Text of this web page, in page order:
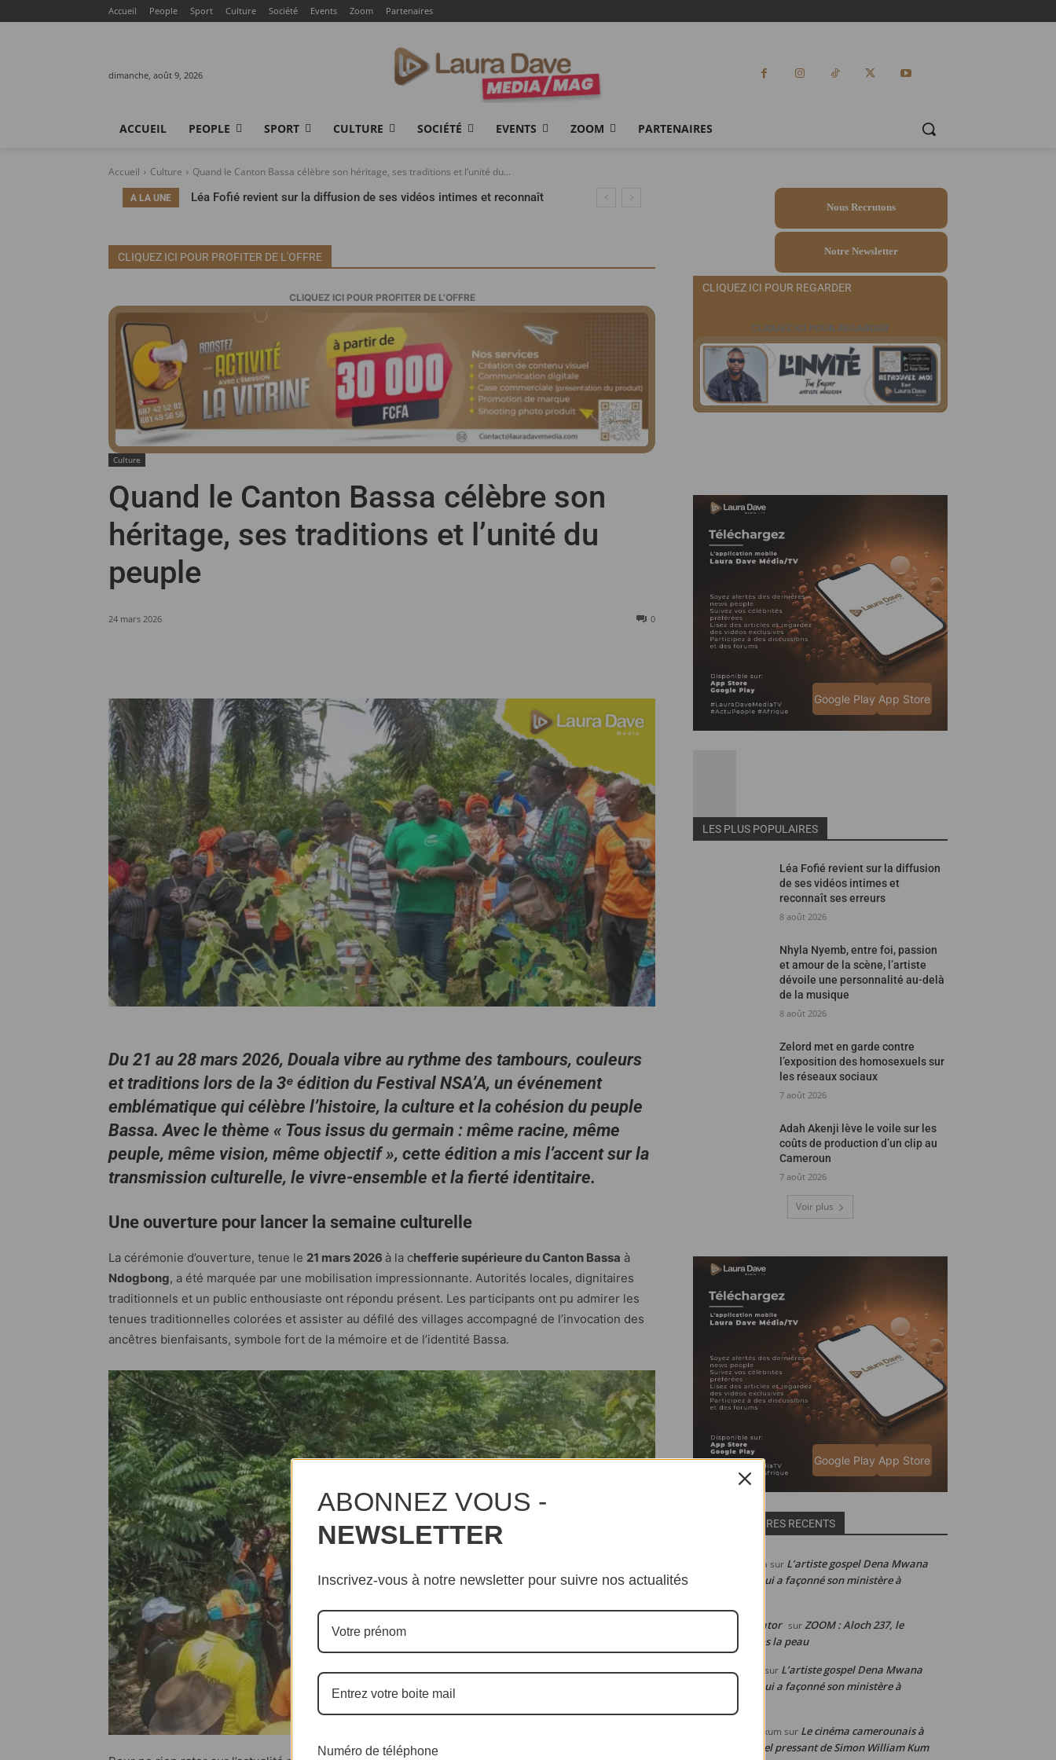
Accueil People Sport Culture Société Events Zoom Partenaires
dimanche, août 9, 2026
ACCUEIL PEOPLE SPORT CULTURE SOCIÉTÉ EVENTS ZOOM PARTENAIRES
Accueil Culture Quand le Canton Bassa célèbre son héritage, ses traditions et l’unité du...
A LA UNE
Léa Fofié revient sur la diffusion de ses vidéos intimes et reconnaît
CLIQUEZ ICI POUR PROFITER DE L'OFFRE
CLIQUEZ ICI POUR PROFITER DE L'OFFRE
Culture
Quand le Canton Bassa célèbre son
héritage, ses traditions et l’unité du
peuple
24 mars 2026 0
Du 21 au 28 mars 2026, Douala vibre au rythme des tambours, couleurs
et traditions lors de la 3ᵉ édition du Festival NSA’A, un événement
emblématique qui célèbre l’histoire, la culture et la cohésion du peuple
Bassa. Avec le thème « Tous issus du germain : même racine, même
peuple, même vision, même objectif », cette édition a mis l’accent sur la
transmission culturelle, le vivre-ensemble et la fierté identitaire.
Une ouverture pour lancer la semaine culturelle
La cérémonie d’ouverture, tenue le 21 mars 2026 à la chefferie supérieure du Canton Bassa à
Ndogbong, a été marquée par une mobilisation impressionnante. Autorités locales, dignitaires
traditionnels et un public enthousiaste ont répondu présent. Les participants ont pu admirer les
tenues traditionnelles colorées et assister au défilé des villages accompagné de l’invocation des
ancêtres bienfaisants, symbole fort de la mémoire et de l’identité Bassa.
Nous Recrutons
Notre Newsletter
CLIQUEZ ICI POUR REGARDER
CLIQUEZ ICI POUR REGARDER
Google Play App Store
LES PLUS POPULAIRES
Léa Fofié revient sur la diffusion
de ses vidéos intimes et
reconnaît ses erreurs
8 août 2026
Nhyla Nyemb, entre foi, passion
et amour de la scène, l’artiste
dévoile une personnalité au-delà
de la musique
8 août 2026
Zelord met en garde contre
l’exposition des homosexuels sur
les réseaux sociaux
7 août 2026
Adah Akenji lève le voile sur les
coûts de production d’un clip au
Cameroun
7 août 2026
Voir plus
Google Play App Store
COMMENTAIRES RECENTS
Meabelle de Julia sur L’artiste gospel Dena Mwana
dévoile la clé qui a façonné son ministère à
Alain Web-creator surZOOM : Aloch 237, le
Cameroun dans la peau
Stéphanie laure sur L’artiste gospel Dena Mwana
dévoile la clé qui a façonné son ministère à
Simon WILLIAM kum sur Le cinéma camerounais à
l’agonie : l’appel pressant de Simon William Kum
ABONNEZ VOUS -
NEWSLETTER
Inscrivez-vous à notre newsletter pour suivre nos actualités
Numéro de téléphone